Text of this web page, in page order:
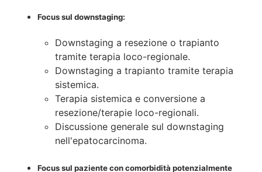
Focus sul downstaging:
Downstaging a resezione o trapianto
tramite terapia loco-regionale.
Downstaging a trapianto tramite terapia
sistemica.
Terapia sistemica e conversione a
resezione/terapie loco-regionali.
Discussione generale sul downstaging
nell'epatocarcinoma.
Focus sul paziente con comorbidità potenzialmente